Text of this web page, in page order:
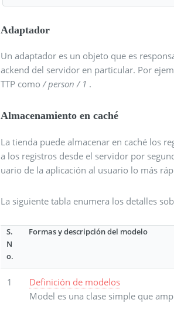
Adaptador
Un adaptador es un objeto que es
ackend del servidor en particular. Por
TTP como/ person / 1 .
Almacenamiento en caché
La tienda puede almacenar en caché los
a los registros desde el servidor por
uario de la aplicación al usuario lo más
La siguiente tabla enumera los detalles
S.
N
o.
Formas y descripción del modelo
1
Definición de modelos
Model es una clase simple que